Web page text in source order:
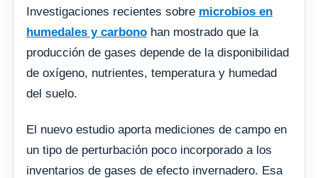
Investigaciones recientes sobre microbios en
humedales y carbono han mostrado que la
producción de gases depende de la disponibilidad
de oxígeno, nutrientes, temperatura y humedad
del suelo.
El nuevo estudio aporta mediciones de campo en
un tipo de perturbación poco incorporado a los
inventarios de gases de efecto invernadero. Esa